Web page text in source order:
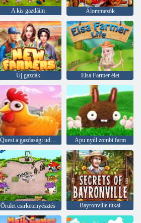
A kis gazdáim Álommezők
Új gazdák Elsa Farmer élet
Quest a gazdasági udvar Apu nyúl zombi farm
Őrület csirketenyésztés Bayronville titkai